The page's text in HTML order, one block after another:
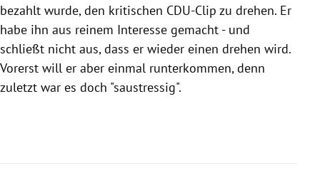
bezahlt wurde, den kritischen CDU-Clip zu drehen. Er
habe ihn aus reinem Interesse gemacht - und
schließt nicht aus, dass er wieder einen drehen wird.
Vorerst will er aber einmal runterkommen, denn
zuletzt war es doch "saustressig".